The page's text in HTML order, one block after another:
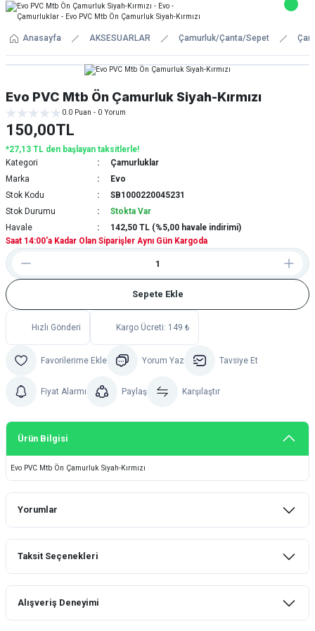
Anasayfa AKSESUARLAR Çamurluk/Çanta/Sepet
Evo PVC Mtb Ön Çamurluk Siyah-Kırmızı
0.0 Puan - 0 Yorum
150,00TL
*27,13 TL den başlayan taksitlerle!
Kategori
Çamurluklar
Marka
Evo
Stok Kodu
SB1000220045231
Stok Durumu
Stokta Var
Havale
142,50 TL (%5,00 havale indirimi)
Saat 14:00'a Kadar Olan Siparişler Aynı Gün Kargoda
Sepete Ekle
Hızlı Gönderi Kargo Ücreti: 149 ₺
Yorum Yaz Tavsiye Et
Fiyat Alarmı Paylaş Karşılaştır
Ürün Bilgisi
Evo PVC Mtb Ön Çamurluk Siyah-Kırmızı
Yorumlar
Taksit Seçenekleri
Alışveriş Deneyimi